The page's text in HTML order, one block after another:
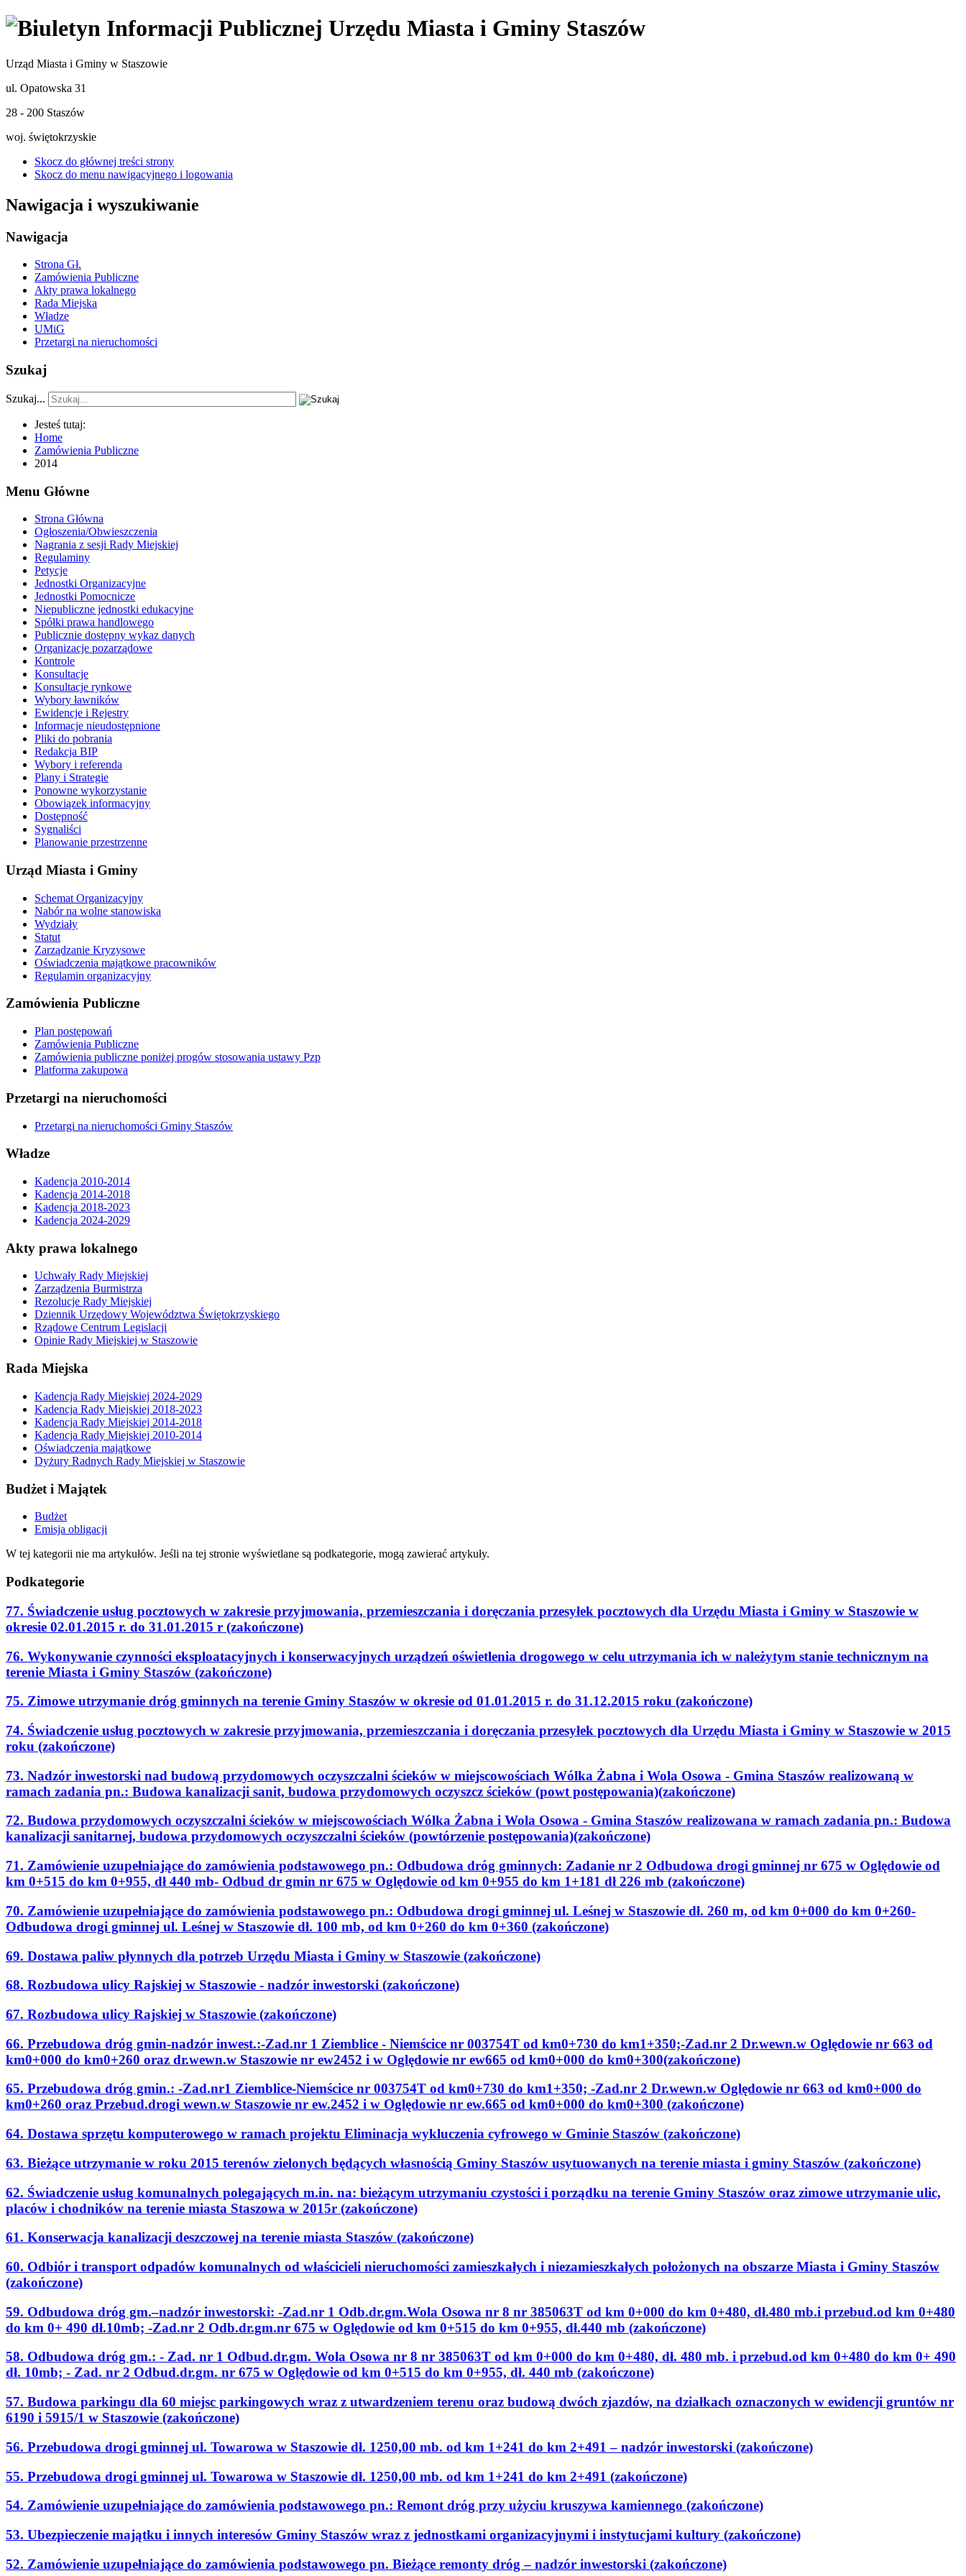
Urząd Miasta i Gminy w Staszowie
ul. Opatowska 31
28 - 200 Staszów
woj. świętokrzyskie
Skocz do głównej treści strony
Skocz do menu nawigacyjnego i logowania
Nawigacja i wyszukiwanie
Nawigacja
Strona Gł.
Zamówienia Publiczne
Akty prawa lokalnego
Rada Miejska
Władze
UMiG
Przetargi na nieruchomości
Szukaj
Szukaj...
Jesteś tutaj:
Home
Zamówienia Publiczne
2014
Menu Główne
Strona Główna
Ogłoszenia/Obwieszczenia
Nagrania z sesji Rady Miejskiej
Regulaminy
Petycje
Jednostki Organizacyjne
Jednostki Pomocnicze
Niepubliczne jednostki edukacyjne
Spółki prawa handlowego
Publicznie dostępny wykaz danych
Organizacje pozarządowe
Kontrole
Konsultacje
Konsultacje rynkowe
Wybory ławników
Ewidencje i Rejestry
Informacje nieudostępnione
Pliki do pobrania
Redakcja BIP
Wybory i referenda
Plany i Strategie
Ponowne wykorzystanie
Obowiązek informacyjny
Dostępność
Sygnaliści
Planowanie przestrzenne
Urząd Miasta i Gminy
Schemat Organizacyjny
Nabór na wolne stanowiska
Wydziały
Statut
Zarządzanie Kryzysowe
Oświadczenia majątkowe pracowników
Regulamin organizacyjny
Zamówienia Publiczne
Plan postępowań
Zamówienia Publiczne
Zamówienia publiczne poniżej progów stosowania ustawy Pzp
Platforma zakupowa
Przetargi na nieruchomości
Przetargi na nieruchomości Gminy Staszów
Władze
Kadencja 2010-2014
Kadencja 2014-2018
Kadencja 2018-2023
Kadencja 2024-2029
Akty prawa lokalnego
Uchwały Rady Miejskiej
Zarządzenia Burmistrza
Rezolucje Rady Miejskiej
Dziennik Urzędowy Województwa Świętokrzyskiego
Rządowe Centrum Legislacji
Opinie Rady Miejskiej w Staszowie
Rada Miejska
Kadencja Rady Miejskiej 2024-2029
Kadencja Rady Miejskiej 2018-2023
Kadencja Rady Miejskiej 2014-2018
Kadencja Rady Miejskiej 2010-2014
Oświadczenia majątkowe
Dyżury Radnych Rady Miejskiej w Staszowie
Budżet i Majątek
Budżet
Emisja obligacji
W tej kategorii nie ma artykułów. Jeśli na tej stronie wyświetlane są podkategorie, mogą zawierać artykuły.
Podkategorie
77. Świadczenie usług pocztowych w zakresie przyjmowania, przemieszczania i doręczania przesyłek pocztowych dla Urzędu Miasta i Gminy w Staszowie w
okresie 02.01.2015 r. do 31.01.2015 r (zakończone)
76. Wykonywanie czynności eksploatacyjnych i konserwacyjnych urządzeń oświetlenia drogowego w celu utrzymania ich w należytym stanie technicznym na
terenie Miasta i Gminy Staszów (zakończone)
75. Zimowe utrzymanie dróg gminnych na terenie Gminy Staszów w okresie od 01.01.2015 r. do 31.12.2015 roku (zakończone)
74. Świadczenie usług pocztowych w zakresie przyjmowania, przemieszczania i doręczania przesyłek pocztowych dla Urzędu Miasta i Gminy w Staszowie w 2015
roku (zakończone)
73. Nadzór inwestorski nad budową przydomowych oczyszczalni ścieków w miejscowościach Wólka Żabna i Wola Osowa - Gmina Staszów realizowaną w
ramach zadania pn.: Budowa kanalizacji sanit, budowa przydomowych oczyszcz ścieków (powt postępowania)(zakończone)
72. Budowa przydomowych oczyszczalni ścieków w miejscowościach Wólka Żabna i Wola Osowa - Gmina Staszów realizowana w ramach zadania pn.: Budowa
kanalizacji sanitarnej, budowa przydomowych oczyszczalni ścieków (powtórzenie postępowania)(zakończone)
71. Zamówienie uzupełniające do zamówienia podstawowego pn.: Odbudowa dróg gminnych: Zadanie nr 2 Odbudowa drogi gminnej nr 675 w Oględowie od
km 0+515 do km 0+955, dł 440 mb- Odbud dr gmin nr 675 w Oględowie od km 0+955 do km 1+181 dł 226 mb (zakończone)
70. Zamówienie uzupełniające do zamówienia podstawowego pn.: Odbudowa drogi gminnej ul. Leśnej w Staszowie dł. 260 m, od km 0+000 do km 0+260-
Odbudowa drogi gminnej ul. Leśnej w Staszowie dł. 100 mb, od km 0+260 do km 0+360 (zakończone)
69. Dostawa paliw płynnych dla potrzeb Urzędu Miasta i Gminy w Staszowie (zakończone)
68. Rozbudowa ulicy Rajskiej w Staszowie - nadzór inwestorski (zakończone)
67. Rozbudowa ulicy Rajskiej w Staszowie (zakończone)
66. Przebudowa dróg gmin-nadzór inwest.:-Zad.nr 1 Ziemblice - Niemścice nr 003754T od km0+730 do km1+350;-Zad.nr 2 Dr.wewn.w Oględowie nr 663 od
km0+000 do km0+260 oraz dr.wewn.w Staszowie nr ew2452 i w Oględowie nr ew665 od km0+000 do km0+300(zakończone)
65. Przebudowa dróg gmin.: -Zad.nr1 Ziemblice-Niemścice nr 003754T od km0+730 do km1+350; -Zad.nr 2 Dr.wewn.w Oględowie nr 663 od km0+000 do
km0+260 oraz Przebud.drogi wewn.w Staszowie nr ew.2452 i w Oględowie nr ew.665 od km0+000 do km0+300 (zakończone)
64. Dostawa sprzętu komputerowego w ramach projektu Eliminacja wykluczenia cyfrowego w Gminie Staszów (zakończone)
63. Bieżące utrzymanie w roku 2015 terenów zielonych będących własnością Gminy Staszów usytuowanych na terenie miasta i gminy Staszów (zakończone)
62. Świadczenie usług komunalnych polegających m.in. na: bieżącym utrzymaniu czystości i porządku na terenie Gminy Staszów oraz zimowe utrzymanie ulic,
placów i chodników na terenie miasta Staszowa w 2015r (zakończone)
61. Konserwacja kanalizacji deszczowej na terenie miasta Staszów (zakończone)
60. Odbiór i transport odpadów komunalnych od właścicieli nieruchomości zamieszkałych i niezamieszkałych położonych na obszarze Miasta i Gminy Staszów
(zakończone)
59. Odbudowa dróg gm.–nadzór inwestorski: -Zad.nr 1 Odb.dr.gm.Wola Osowa nr 8 nr 385063T od km 0+000 do km 0+480, dł.480 mb.i przebud.od km 0+480
do km 0+ 490 dł.10mb; -Zad.nr 2 Odb.dr.gm.nr 675 w Oględowie od km 0+515 do km 0+955, dł.440 mb (zakończone)
58. Odbudowa dróg gm.: - Zad. nr 1 Odbud.dr.gm. Wola Osowa nr 8 nr 385063T od km 0+000 do km 0+480, dł. 480 mb. i przebud.od km 0+480 do km 0+ 490
dł. 10mb; - Zad. nr 2 Odbud.dr.gm. nr 675 w Oględowie od km 0+515 do km 0+955, dł. 440 mb (zakończone)
57. Budowa parkingu dla 60 miejsc parkingowych wraz z utwardzeniem terenu oraz budową dwóch zjazdów, na działkach oznaczonych w ewidencji gruntów nr
6190 i 5915/1 w Staszowie (zakończone)
56. Przebudowa drogi gminnej ul. Towarowa w Staszowie dł. 1250,00 mb. od km 1+241 do km 2+491 – nadzór inwestorski (zakończone)
55. Przebudowa drogi gminnej ul. Towarowa w Staszowie dł. 1250,00 mb. od km 1+241 do km 2+491 (zakończone)
54. Zamówienie uzupełniające do zamówienia podstawowego pn.: Remont dróg przy użyciu kruszywa kamiennego (zakończone)
53. Ubezpieczenie majątku i innych interesów Gminy Staszów wraz z jednostkami organizacyjnymi i instytucjami kultury (zakończone)
52. Zamówienie uzupełniające do zamówienia podstawowego pn. Bieżące remonty dróg – nadzór inwestorski (zakończone)